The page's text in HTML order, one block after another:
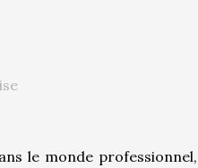
le monde professionnel,